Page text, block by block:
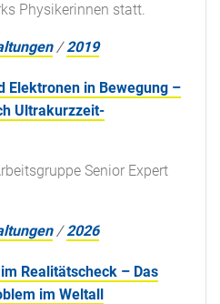
Physikerinnen statt.
/2019
Elektronen in Bewegung –
Ultrakurzzeit-
Senior Expert
/2026
Realitätscheck – Das
im Weltall